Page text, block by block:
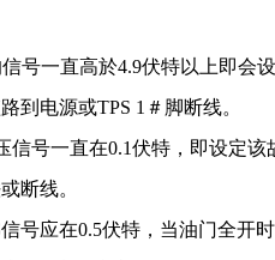
信号一直高於4.9伏特以上即会
短路到电源或TPS 1＃脚断线。
压信号一直在0.1伏特，即设定
或断线。
号应在0.5伏特，当油门全开